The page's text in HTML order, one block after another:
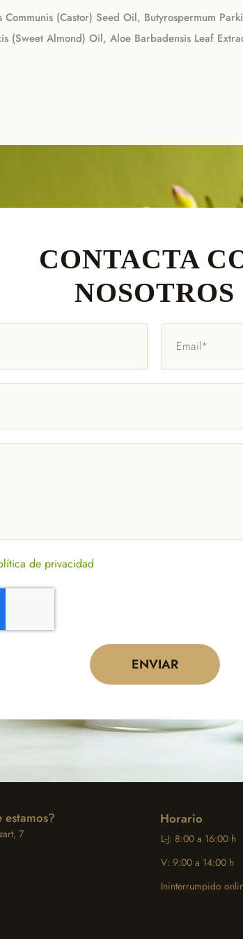
(Castor) Seed Oil, Butyrospermum
(Sweet Almond) Oil, Aloe Barbadensis Leaf
CONTACTA
NOSOTROS
de privacidad
ENVIAR
estamos?
7
Horario
L-J: 8:00 a 16:00 h
V: 9:00 a 14:00 h
Ininterrumpido